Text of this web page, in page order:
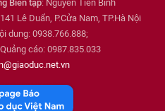
Biên tập: Nguyễn Tiến Bình
Lê Duẩn, P.Cửa Nam, TP.Hà Nội
dung: 0938.766.888;
cáo: 0987.835.033